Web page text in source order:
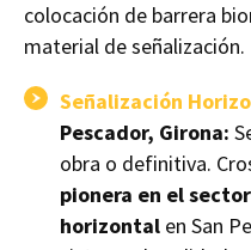
colocación de barrera
material de señalización.
Señalización
Pescador, Girona:
obra o definitiva.
pionera en el
horizontal en San